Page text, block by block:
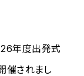
年度出発式
催されまし